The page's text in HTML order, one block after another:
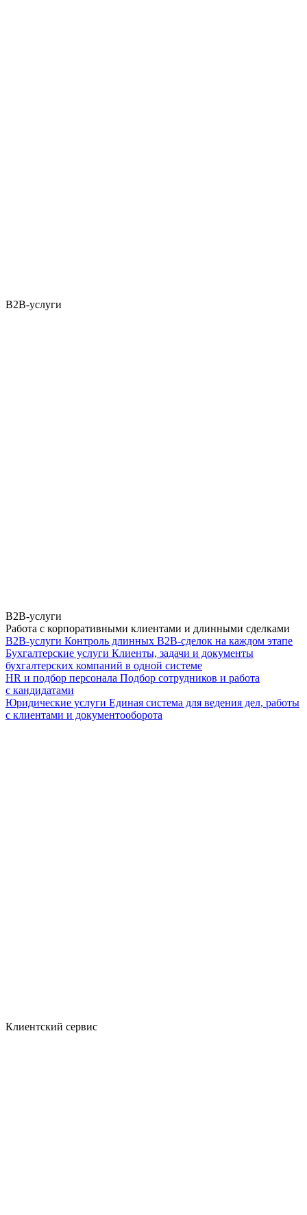
B2B-услуги
B2B-услуги
Работа с корпоративными клиентами и длинными сделками
B2B-услуги Контроль длинных B2B-сделок на каждом этапе
Бухгалтерские услуги Клиенты, задачи и документы
бухгалтерских компаний в одной системе
HR и подбор персонала Подбор сотрудников и работа
с кандидатами
Юридические услуги Единая система для ведения дел, работы
с клиентами и документооборота
Клиентский сервис